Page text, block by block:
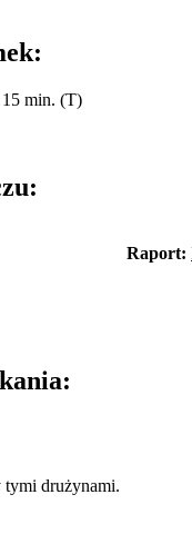
min. (T)
Raport:
tymi drużynami.